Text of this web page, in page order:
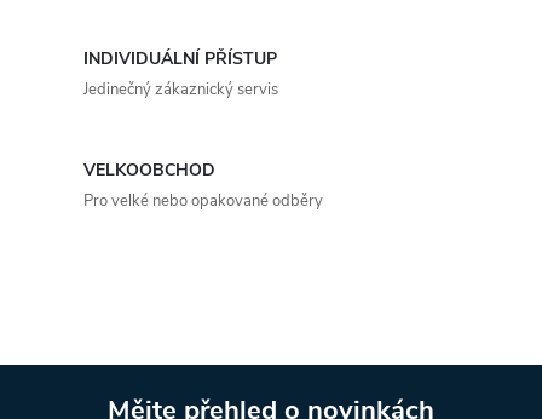
y
INDIVIDUÁLNÍ PŘÍSTUP
Jedinečný zákaznický servis
VELKOOBCHOD
Pro velké nebo opakované odběry
Mějte přehled o novinkách